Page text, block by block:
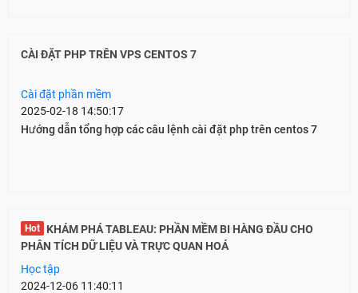
CÀI ĐẶT PHP TRÊN VPS CENTOS 7
Cài đặt phần mềm
2025-02-18 14:50:17
Hướng dẫn tổng hợp các câu lệnh cài đặt php trên centos 7
Hot
PHÂN TÍCH DỮ LIỆU VÀ TRỰC QUAN HOÁ
Học tập
2024-12-06 11:40:11